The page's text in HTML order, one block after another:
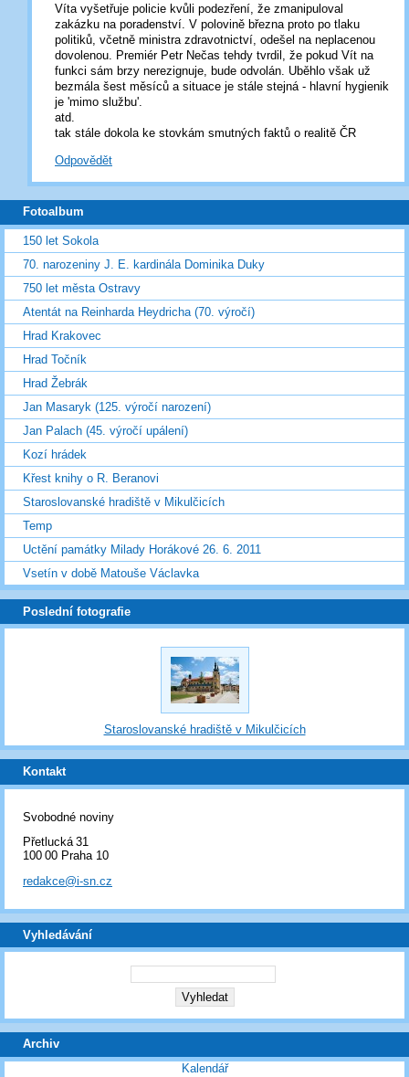
Víta vyšetřuje policie kvůli podezření, že zmanipuloval
zakázku na poradenství. V polovině března proto po tlaku
politiků, včetně ministra zdravotnictví, odešel na neplacenou
dovolenou. Premiér Petr Nečas tehdy tvrdil, že pokud Vít na
funkci sám brzy nerezignuje, bude odvolán. Uběhlo však už
bezmála šest měsíců a situace je stále stejná - hlavní hygienik
je 'mimo službu'.
atd.
tak stále dokola ke stovkám smutných faktů o realitě ČR
Odpovědět
Fotoalbum
150 let Sokola
70. narozeniny J. E. kardinála Dominika Duky
750 let města Ostravy
Atentát na Reinharda Heydricha (70. výročí)
Hrad Krakovec
Hrad Točník
Hrad Žebrák
Jan Masaryk (125. výročí narození)
Jan Palach (45. výročí upálení)
Kozí hrádek
Křest knihy o R. Beranovi
Staroslovanské hradiště v Mikulčicích
Temp
Uctění památky Milady Horákové 26. 6. 2011
Vsetín v době Matouše Václavka
Poslední fotografie
Staroslovanské hradiště v Mikulčicích
Kontakt
Svobodné noviny
Přetlucká 31
100 00 Praha 10
redakce@i-sn.cz
Vyhledávání
Archiv
Kalendář